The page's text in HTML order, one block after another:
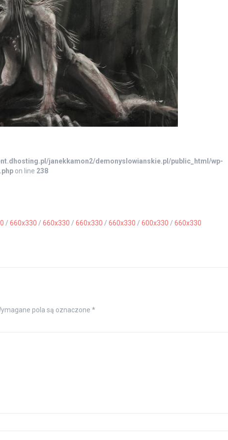
janekkamon2/demonyslowianskie.pl/public_html/wp-
on line 238
/ 660x330 / 660x330 / 660x330 / 660x330 / 600x330 / 660x330
pola są oznaczone *